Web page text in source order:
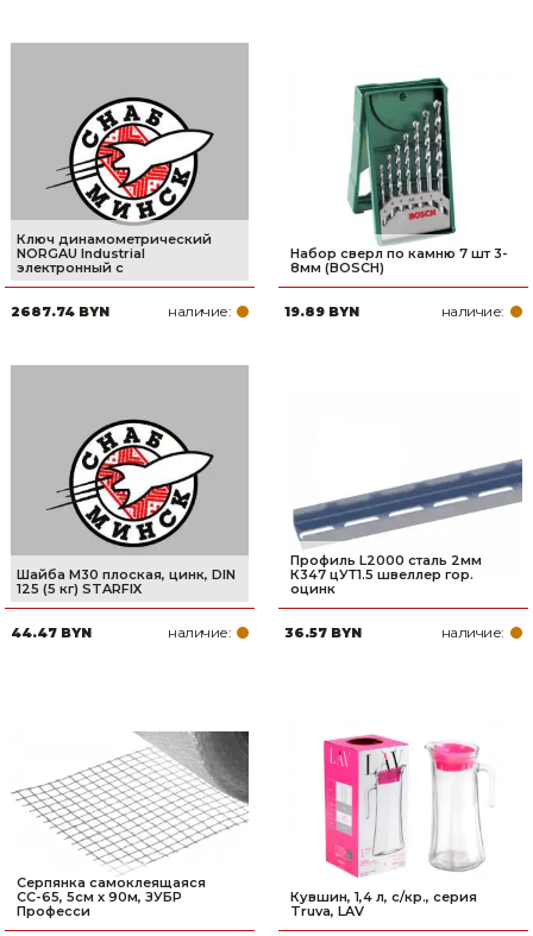
Ключ динамометрический
NORGAU Industrial
электронный с
2687.74 BYN наличие:
Набор сверл по камню 7 шт 3-
8мм (BOSCH)
19.89 BYN наличие:
Шайба М30 плоская, цинк, DIN
125 (5 кг) STARFIX
44.47 BYN наличие:
Профиль L2000 сталь 2мм
К347 цУТ1.5 швеллер гор.
оцинк
36.57 BYN наличие:
Серпянка самоклеящаяся
СС-65, 5см х 90м, ЗУБР
Професси
Кувшин, 1,4 л, с/кр., серия
Truva, LAV